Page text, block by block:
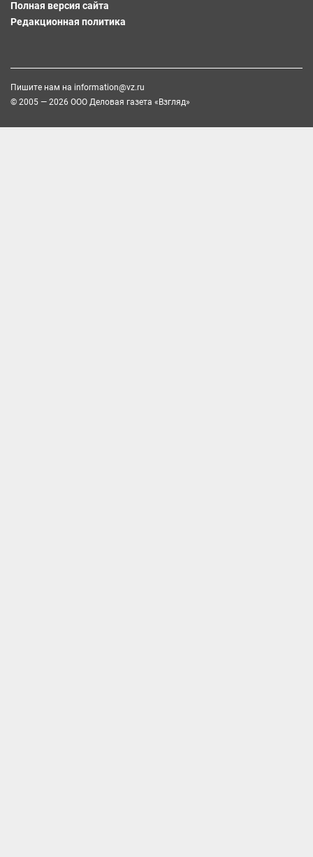
Полная версия сайта
Редакционная политика
Пишите нам на information@vz.ru
© 2005 — 2026 ООО Деловая газета «Взгляд»